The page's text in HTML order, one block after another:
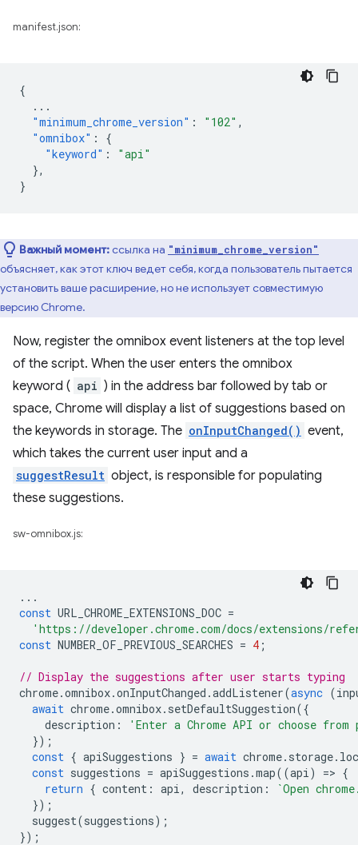
manifest.json:
{
...
"minimum_chrome_version" : "102" ,
"omnibox" :
{
"keyword" :
"api"
},
}
Важный момент:ссылка на "minimum_chrome_version"
объясняет, как этот ключ ведет себя, когда пользователь пытается
установить ваше расширение, но не использует совместимую
версию Chrome.
Now, register the omnibox event listeners at the top level
of the script. When the user enters the omnibox
keyword ( api ) in the address bar followed by tab or
space, Chrome will display a list of suggestions based on
the keywords in storage. The onInputChanged() event,
which takes the current user input and a
suggestResult object, is responsible for populating
these suggestions.
sw-omnibox.js:
...
const URL_CHROME_EXTENSIONS_DOC =
'https://developer.chrome.com/docs/extensions/
const NUMBER_OF_PREVIOUS_SEARCHES = 4 ;
// Display the suggestions after user starts typing
chrome.omnibox.onInputChanged .addListener(async (
await chrome.omnibox. setDefaultSuggestion({
description :
'Enter a Chrome API or choose from
});
const { apiSuggestions } = await chrome. storage.
const suggestions = apiSuggestions .map((api) => {
return { content : api, description :
`Open
});
suggest(suggestions);
});